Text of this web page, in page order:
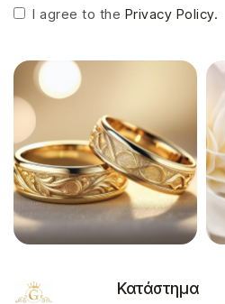
I agree to the Privacy Policy.
Κατάστημα